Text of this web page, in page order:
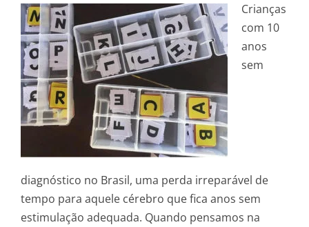
Crianças
com 10
anos
sem
diagnóstico no Brasil, uma perda irreparável de
tempo para aquele cérebro que fica anos sem
estimulação adequada. Quando pensamos na